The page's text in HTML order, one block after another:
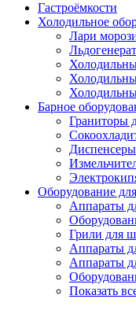
Гастроёмкости
Холодильное
Лари
Барное
Граниторы
Диспенсеры
Оборудование
Аппараты
Грили для
Аппараты
Аппараты
Показать